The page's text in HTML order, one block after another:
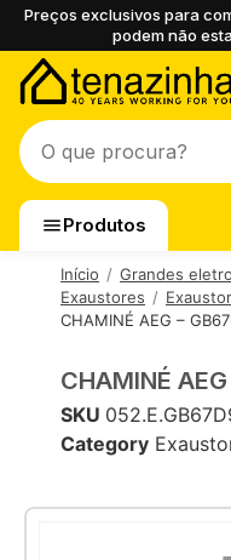
Preços exclusivos para
podem não
Produtos
Início Grandes
Exaustores
CHAMINÉ AEG –
CHAMINÉ
SKU
Category